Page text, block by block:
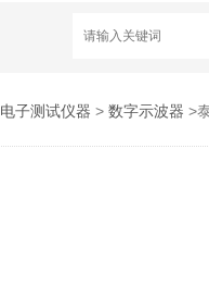
电子测试仪器 > 数字示波器 >